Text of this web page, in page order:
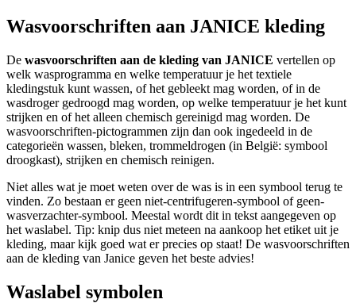
Wasvoorschriften aan JANICE kleding
De wasvoorschriften aan de kleding van JANICE vertellen op
welk wasprogramma en welke temperatuur je het textiele
kledingstuk kunt wassen, of het gebleekt mag worden, of in de
wasdroger gedroogd mag worden, op welke temperatuur je het kunt
strijken en of het alleen chemisch gereinigd mag worden. De
wasvoorschriften-pictogrammen zijn dan ook ingedeeld in de
categorieën wassen, bleken, trommeldrogen (in België: symbool
droogkast), strijken en chemisch reinigen.
Niet alles wat je moet weten over de was is in een symbool terug te
vinden. Zo bestaan er geen niet-centrifugeren-symbool of geen-
wasverzachter-symbool. Meestal wordt dit in tekst aangegeven op
het waslabel. Tip: knip dus niet meteen na aankoop het etiket uit je
kleding, maar kijk goed wat er precies op staat! De wasvoorschriften
aan de kleding van Janice geven het beste advies!
Waslabel symbolen